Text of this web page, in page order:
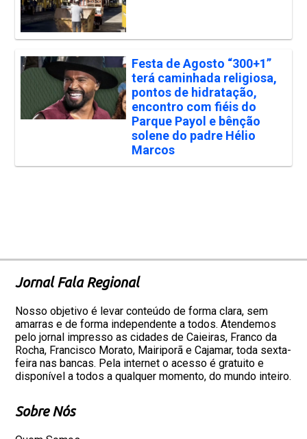
Festa de Agosto “300+1”
terá caminhada religiosa,
pontos de hidratação,
encontro com fiéis do
Parque Payol e bênção
solene do padre Hélio
Marcos
Jornal Fala Regional
Nosso objetivo é levar conteúdo de forma clara, sem
amarras e de forma independente a todos. Atendemos
pelo jornal impresso as cidades de Caieiras, Franco da
Rocha, Francisco Morato, Mairiporã e Cajamar, toda sexta-
feira nas bancas. Pela internet o acesso é gratuito e
disponível a todos a qualquer momento, do mundo inteiro.
Sobre Nós